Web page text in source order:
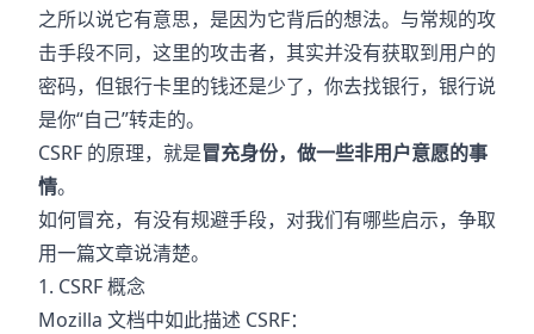
之所以说它有意思，是因为它背后的想法。与常规的攻
击手段不同，这里的攻击者，其实并没有获取到用户的
密码，但银行卡里的钱还是少了，你去找银行，银行说
是你“自己”转走的。
CSRF 的原理，就是冒充身份，做一些非用户意愿的事
情。
如何冒充，有没有规避手段，对我们有哪些启示，争取
用一篇文章说清楚。
1. CSRF 概念
Mozilla 文档中如此描述 CSRF：